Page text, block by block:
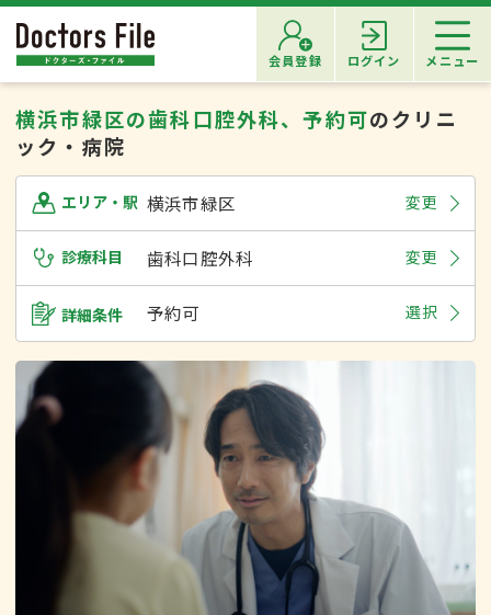
会員登録 ログイン メニュー
横浜市緑区の歯科口腔外科、予約可のクリニ
ック・病院
エリア・駅 横浜市緑区 変更
診療科目 歯科口腔外科 変更
詳細条件 予約可 選択